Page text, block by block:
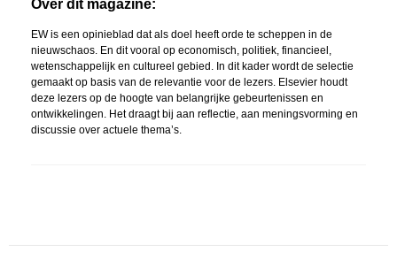
Over dit magazine:
EW is een opinieblad dat als doel heeft orde te scheppen in de
nieuwschaos. En dit vooral op economisch, politiek, financieel,
wetenschappelijk en cultureel gebied. In dit kader wordt de selectie
gemaakt op basis van de relevantie voor de lezers. Elsevier houdt
deze lezers op de hoogte van belangrijke gebeurtenissen en
ontwikkelingen. Het draagt ​​bij aan reflectie, aan meningsvorming en
discussie over actuele thema’s.